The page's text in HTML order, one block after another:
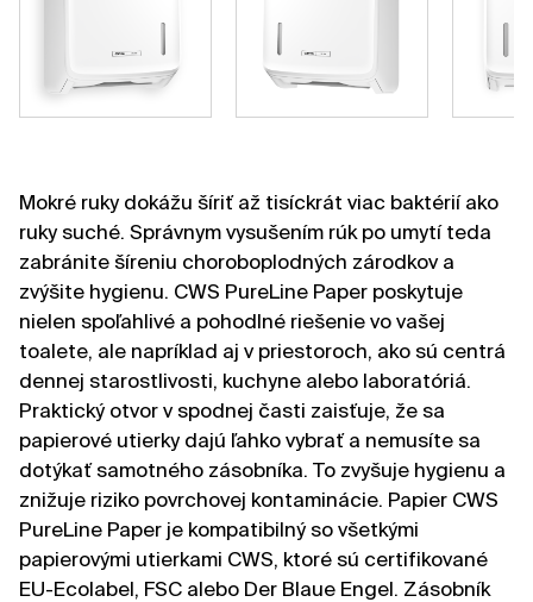
Mokré ruky dokážu šíriť až tisíckrát viac baktérií ako
ruky suché. Správnym vysušením rúk po umytí teda
zabránite šíreniu choroboplodných zárodkov a
zvýšite hygienu. CWS PureLine Paper poskytuje
nielen spoľahlivé a pohodlné riešenie vo vašej
toalete, ale napríklad aj v priestoroch, ako sú centrá
dennej starostlivosti, kuchyne alebo laboratóriá.
Praktický otvor v spodnej časti zaisťuje, že sa
papierové utierky dajú ľahko vybrať a nemusíte sa
dotýkať samotného zásobníka. To zvyšuje hygienu a
znižuje riziko povrchovej kontaminácie. Papier CWS
PureLine Paper je kompatibilný so všetkými
papierovými utierkami CWS, ktoré sú certifikované
EU-Ecolabel, FSC alebo Der Blaue Engel. Zásobník